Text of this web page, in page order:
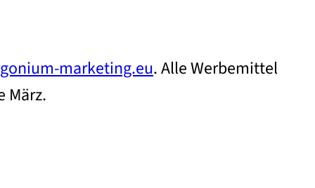
marketing.eu. Alle Werbemittel
März.